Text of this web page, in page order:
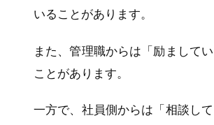
いることがあります。
また、管理職からは「励まして
ことがあります。
一方で、社員側からは「相談し